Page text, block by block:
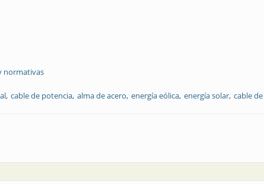
normativas
cable de potencia alma de acero energía eólica energía solar cable
cable necesitas